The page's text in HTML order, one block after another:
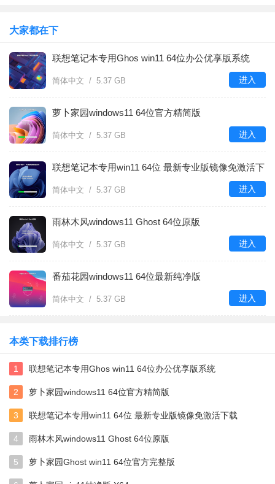
大家都在下
联想笔记本专用Ghos win11 64位办公优享版系统
简体中文 / 5.37 GB 进入
萝卜家园windows11 64位官方精简版
简体中文 / 5.37 GB 进入
联想笔记本专用win11 64位 最新专业版镜像免激活下
简体中文 / 5.37 GB 进入
雨林木风windows11 Ghost 64位原版
简体中文 / 5.37 GB 进入
番茄花园windows11 64位最新纯净版
简体中文 / 5.37 GB 进入
本类下载排行榜
1 联想笔记本专用Ghos win11 64位办公优享版系统
2 萝卜家园windows11 64位官方精简版
3 联想笔记本专用win11 64位 最新专业版镜像免激活下载
4 雨林木风windows11 Ghost 64位原版
5 萝卜家园Ghost win11 64位官方完整版